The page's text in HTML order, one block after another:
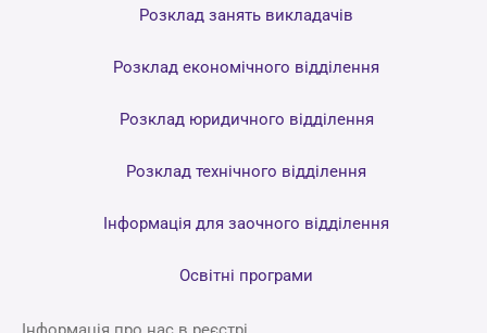
Розклад занять викладачів
Розклад економічного відділення
Розклад юридичного відділення
Розклад технічного відділення
Інформація для заочного відділення
Освітні програми